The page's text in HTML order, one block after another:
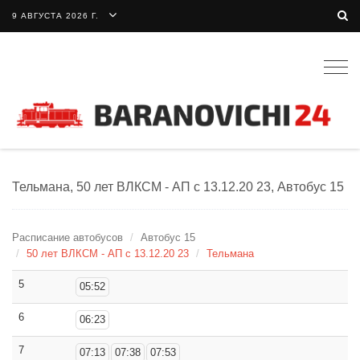
9 АВГУСТА 2026 Г.
Тельмана, 50 лет ВЛКСМ - АП c 13.12.20 23, Автобус 15
Расписание автобусов
Автобус 15
50 лет ВЛКСМ - АП c 13.12.20 23
Тельмана
5 05:52
6 06:23
7 07:13 07:38 07:53